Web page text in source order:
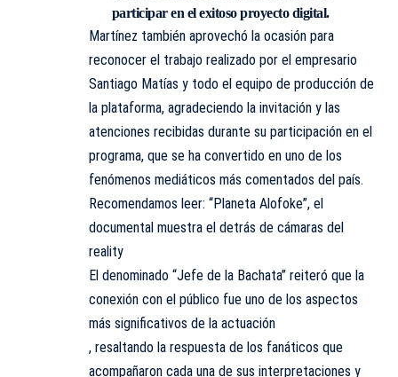
participar en el exitoso proyecto digital.
Martínez también aprovechó la ocasión para
reconocer el trabajo realizado por el empresario
Santiago Matías y todo el equipo de producción de
la plataforma, agradeciendo la invitación y las
atenciones recibidas durante su participación en el
programa, que se ha convertido en uno de los
fenómenos mediáticos más comentados del país.
Recomendamos leer: “Planeta Alofoke”, el
documental muestra el detrás de cámaras del
reality
El denominado “Jefe de la Bachata” reiteró que la
conexión con el público fue uno de los aspectos
más significativos de la actuación
, resaltando la respuesta de los fanáticos que
acompañaron cada una de sus interpretaciones y